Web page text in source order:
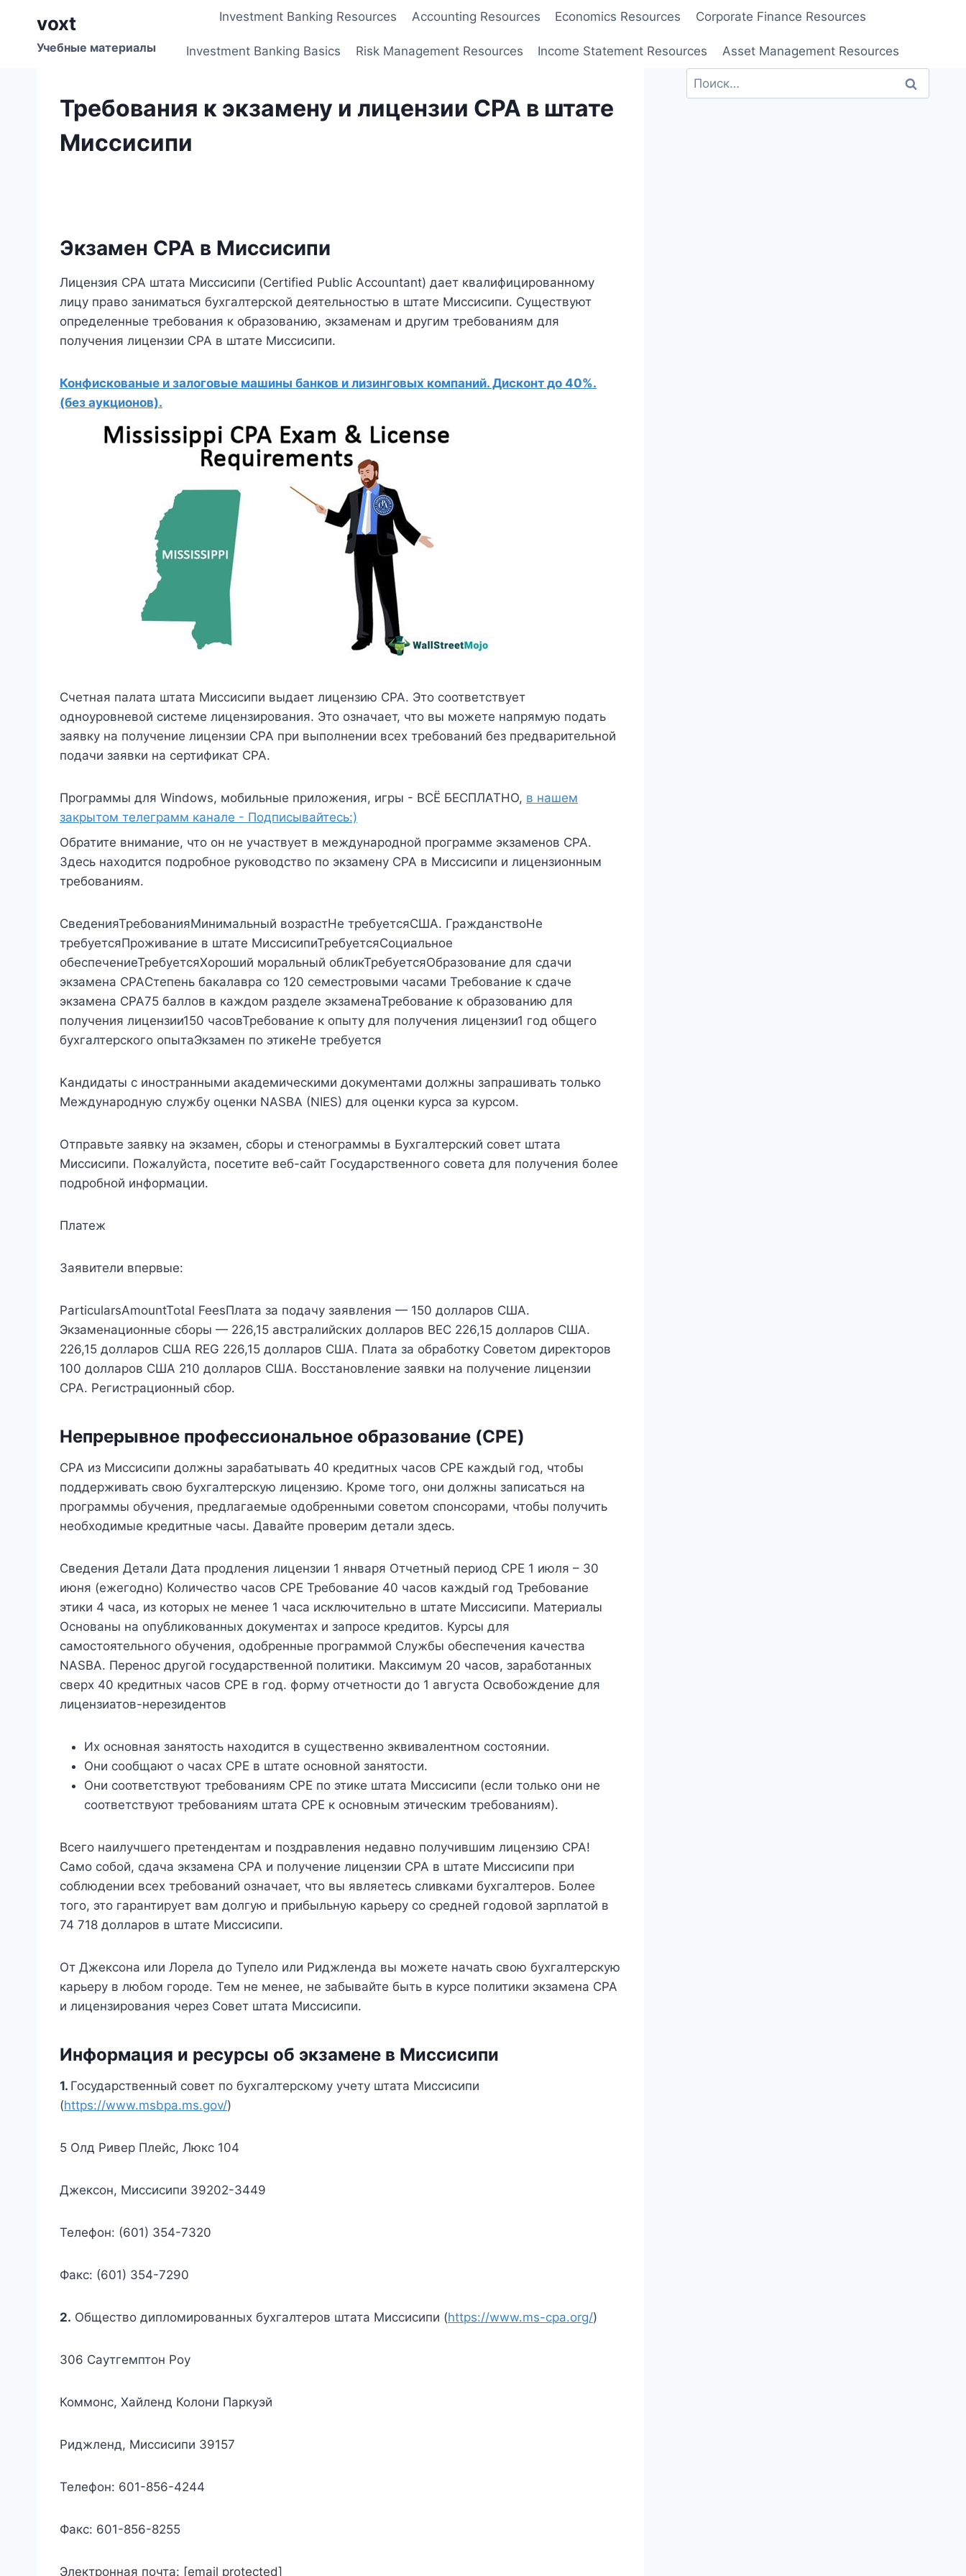
содержимому
voxt
Учебные материалы
Investment Banking Resources Accounting Resources Economics Resources Corporate Finance Resources
Investment Banking Basics Risk Management Resources Income Statement Resources Asset Management Resources
Требования к экзамену и лицензии CPA в штате
Миссисипи
Экзамен CPA в Миссисипи
Лицензия CPA штата Миссисипи (Certified Public Accountant) дает квалифицированному
лицу право заниматься бухгалтерской деятельностью в штате Миссисипи. Существуют
определенные требования к образованию, экзаменам и другим требованиям для
получения лицензии CPA в штате Миссисипи.
Конфискованые и залоговые машины банков и лизинговых компаний. Дисконт до 40%.
(без аукционов).
Счетная палата штата Миссисипи выдает лицензию CPA. Это соответствует
одноуровневой системе лицензирования. Это означает, что вы можете напрямую подать
заявку на получение лицензии CPA при выполнении всех требований без предварительной
подачи заявки на сертификат CPA.
Программы для Windows, мобильные приложения, игры - ВСЁ БЕСПЛАТНО, в нашем
закрытом телеграмм канале - Подписывайтесь:)
Обратите внимание, что он не участвует в международной программе экзаменов CPA.
Здесь находится подробное руководство по экзамену CPA в Миссисипи и лицензионным
требованиям.
СведенияТребованияМинимальный возрастНе требуетсяСША. ГражданствоНе
требуетсяПроживание в штате МиссисипиТребуетсяСоциальное
обеспечениеТребуетсяХороший моральный обликТребуетсяОбразование для сдачи
экзамена CPAСтепень бакалавра со 120 семестровыми часами Требование к сдаче
экзамена CPA75 баллов в каждом разделе экзаменаТребование к образованию для
получения лицензии150 часовТребование к опыту для получения лицензии1 год общего
бухгалтерского опытаЭкзамен по этикеНе требуется
Кандидаты с иностранными академическими документами должны запрашивать только
Международную службу оценки NASBA (NIES) для оценки курса за курсом.
Отправьте заявку на экзамен, сборы и стенограммы в Бухгалтерский совет штата
Миссисипи. Пожалуйста, посетите веб-сайт Государственного совета для получения более
подробной информации.
Платеж
Заявители впервые:
ParticularsAmountTotal FeesПлата за подачу заявления — 150 долларов США.
Экзаменационные сборы — 226,15 австралийских долларов BEC 226,15 долларов США.
226,15 долларов США REG 226,15 долларов США. Плата за обработку Советом директоров
100 долларов США 210 долларов США. Восстановление заявки на получение лицензии
CPA. Регистрационный сбор.
Непрерывное профессиональное образование (CPE)
CPA из Миссисипи должны зарабатывать 40 кредитных часов CPE каждый год, чтобы
поддерживать свою бухгалтерскую лицензию. Кроме того, они должны записаться на
программы обучения, предлагаемые одобренными советом спонсорами, чтобы получить
необходимые кредитные часы. Давайте проверим детали здесь.
Сведения Детали Дата продления лицензии 1 января Отчетный период CPE 1 июля – 30
июня (ежегодно) Количество часов CPE Требование 40 часов каждый год Требование
этики 4 часа, из которых не менее 1 часа исключительно в штате Миссисипи. Материалы
Основаны на опубликованных документах и ​​запросе кредитов. Курсы для
самостоятельного обучения, одобренные программой Службы обеспечения качества
NASBA. Перенос другой государственной политики. Максимум 20 часов, заработанных
сверх 40 кредитных часов CPE в год. форму отчетности до 1 августа Освобождение для
лицензиатов-нерезидентов
Их основная занятость находится в существенно эквивалентном состоянии.
Они сообщают о часах CPE в штате основной занятости.
Они соответствуют требованиям CPE по этике штата Миссисипи (если только они не
соответствуют требованиям штата CPE к основным этическим требованиям).
Всего наилучшего претендентам и поздравления недавно получившим лицензию CPA!
Само собой, сдача экзамена CPA и получение лицензии CPA в штате Миссисипи при
соблюдении всех требований означает, что вы являетесь сливками бухгалтеров. Более
того, это гарантирует вам долгую и прибыльную карьеру со средней годовой зарплатой в
74 718 долларов в штате Миссисипи.
От Джексона или Лорела до Тупело или Риджленда вы можете начать свою бухгалтерскую
карьеру в любом городе. Тем не менее, не забывайте быть в курсе политики экзамена CPA
и лицензирования через Совет штата Миссисипи.
Информация и ресурсы об экзамене в Миссисипи
1. Государственный совет по бухгалтерскому учету штата Миссисипи
(https://www.msbpa.ms.gov/)
5 Олд Ривер Плейс, Люкс 104
Джексон, Миссисипи 39202-3449
Телефон: (601) 354-7320
Факс: (601) 354-7290
2. Общество дипломированных бухгалтеров штата Миссисипи (https://www.ms-cpa.org/)
306 Саутгемптон Роу
Коммонс, Хайленд Колони Паркуэй
Риджленд, Миссисипи 39157
Телефон: 601-856-4244
Факс: 601-856-8255
Электронная почта: [email protected]
Найти: